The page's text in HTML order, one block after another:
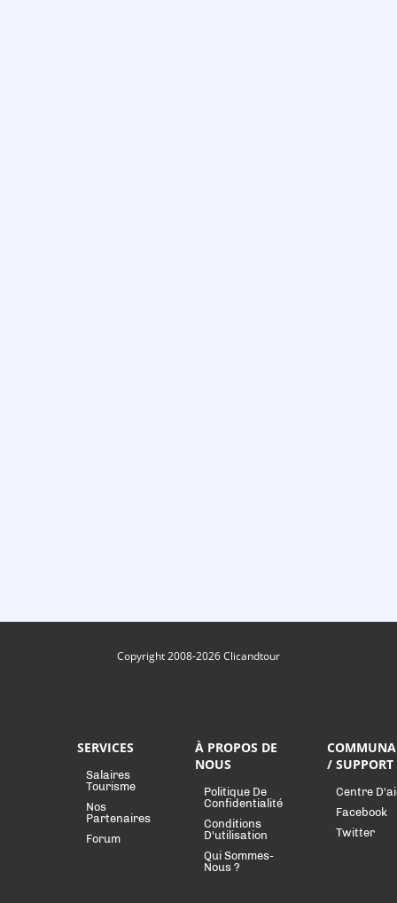
Copyright 2008-2026 Clicandtour
SERVICES
Salaires
Tourisme
Nos
Partenaires
Forum
À PROPOS DE
NOUS
Politique De
Confidentialité
Conditions
D'utilisation
Qui Sommes-
Nous ?
/ SUPPORT
Centre
Facebook
Twitter